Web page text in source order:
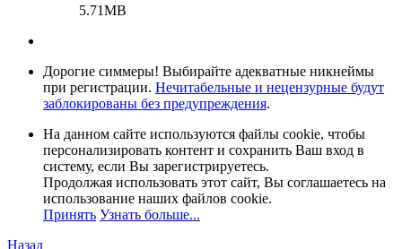
5.71MB
Дорогие симмеры! Выбирайте адекватные никнеймы
при регистрации. Нечитабельные и нецензурные будут
заблокированы без предупреждения.
На данном сайте используются файлы cookie, чтобы
персонализировать контент и сохранить Ваш вход в
систему, если Вы зарегистрируетесь.
Продолжая использовать этот сайт, Вы соглашаетесь на
использование наших файлов cookie.
Принять Узнать больше...
Назад